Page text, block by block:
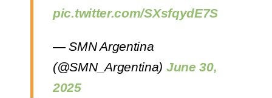
pic.twitter.com/SXsfqydE7S
— SMN Argentina
(@SMN_Argentina) June 30,
2025